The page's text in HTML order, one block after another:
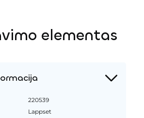
elementas
220539
Lappset